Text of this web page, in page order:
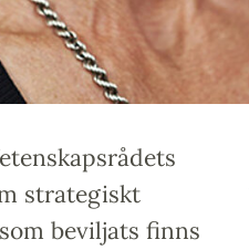
strategiskt
beviljats finns